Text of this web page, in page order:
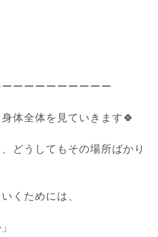
ーーーーーーーーー
体全体を見ていきます🍀
どうしてもその場所ばかり
くためには、